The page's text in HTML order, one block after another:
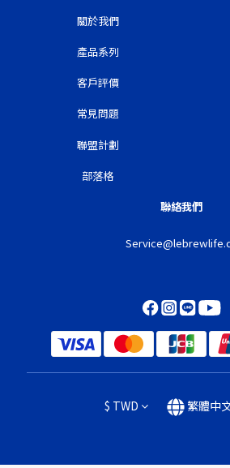
關於我們
產品系列
客戶評價
常見問題
聯盟計劃
部落格
聯絡我們
$ TWD 繁體中